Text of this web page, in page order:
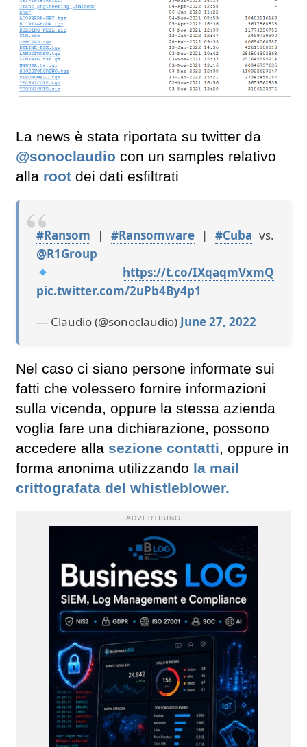
La news è stata riportata su twitter da
@sonoclaudio con un samples relativo
alla root dei dati esfiltrati
#Ransom | #Ransomware| #Cuba vs.
@R1Group
https://t.co/IXqaqmVxmQ
pic.twitter.com/2uPb4By4p1
— Claudio (@sonoclaudio) June 27, 2022
Nel caso ci siano persone informate sui
fatti che volessero fornire informazioni
sulla vicenda, oppure la stessa azienda
voglia fare una dichiarazione, possono
accedere alla sezione contatti, oppure in
forma anonima utilizzando la mail
crittografata del whistleblower.
ADVERTISING